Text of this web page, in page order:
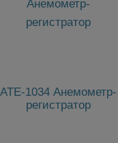
АТЕ-1034 Анемометр-
регистратор